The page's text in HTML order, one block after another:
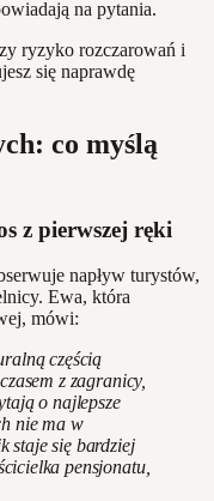
na pytania.
ryzyko rozczarowań i
się naprawdę
co myślą
z pierwszej ręki
napływ turystów,
Ewa, która
mówi:
częścią
z zagranicy,
o najlepsze
nie ma w
staje się bardziej
pensjonatu,